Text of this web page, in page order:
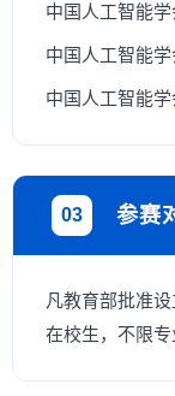
中国人工智能
中国人工智能
中国人工智能
03 参赛
凡教育部批准
在校生，不限专